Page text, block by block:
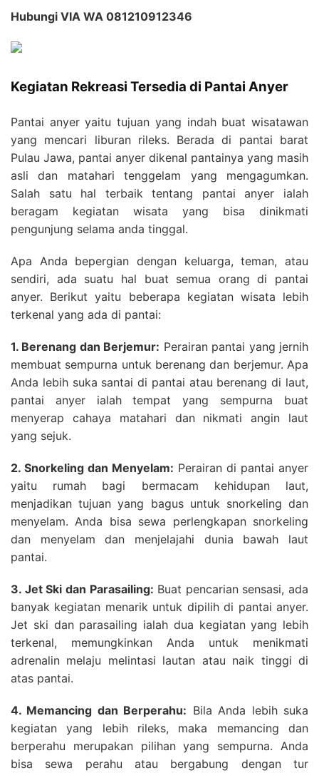
Hubungi VIA WA 081210912346
Kegiatan Rekreasi Tersedia di Pantai Anyer
Pantai anyer yaitu tujuan yang indah buat wisatawan
yang mencari liburan rileks. Berada di pantai barat
Pulau Jawa, pantai anyer dikenal pantainya yang masih
asli dan matahari tenggelam yang mengagumkan.
Salah satu hal terbaik tentang pantai anyer ialah
beragam kegiatan wisata yang bisa dinikmati
pengunjung selama anda tinggal.
Apa Anda bepergian dengan keluarga, teman, atau
sendiri, ada suatu hal buat semua orang di pantai
anyer. Berikut yaitu beberapa kegiatan wisata lebih
terkenal yang ada di pantai:
1. Berenang dan Berjemur: Perairan pantai yang jernih
membuat sempurna untuk berenang dan berjemur. Apa
Anda lebih suka santai di pantai atau berenang di laut,
pantai anyer ialah tempat yang sempurna buat
menyerap cahaya matahari dan nikmati angin laut
yang sejuk.
2. Snorkeling dan Menyelam: Perairan di pantai anyer
yaitu rumah bagi bermacam kehidupan laut,
menjadikan tujuan yang bagus untuk snorkeling dan
menyelam. Anda bisa sewa perlengkapan snorkeling
dan menyelam dan menjelajahi dunia bawah laut
pantai.
3. Jet Ski dan Parasailing: Buat pencarian sensasi, ada
banyak kegiatan menarik untuk dipilih di pantai anyer.
Jet ski dan parasailing ialah dua kegiatan yang lebih
terkenal, memungkinkan Anda untuk menikmati
adrenalin melaju melintasi lautan atau naik tinggi di
atas pantai.
4. Memancing dan Berperahu: Bila Anda lebih suka
kegiatan yang lebih rileks, maka memancing dan
berperahu merupakan pilihan yang sempurna. Anda
bisa sewa perahu atau bergabung dengan tur